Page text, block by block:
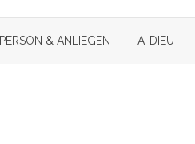
PERSON & ANLIEGEN A-DIEU